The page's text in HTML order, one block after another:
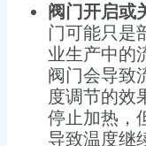
阀门开启或
门可能只是
业生产中的
阀门会导致
度调节的效
停止加热，
导致温度继